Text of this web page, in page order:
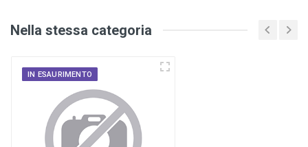
Nella stessa categoria
IN ESAURIMENTO